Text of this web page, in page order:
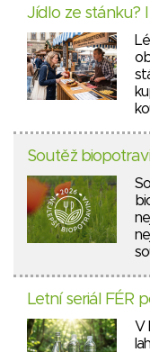
Jídlo ze stánku?
Soutěž
Letní seriál FÉR
V